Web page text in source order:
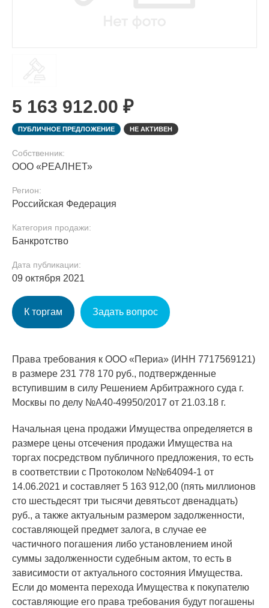
5 163 912.00 ₽
ПУБЛИЧНОЕ ПРЕДЛОЖЕНИЕ НЕ АКТИВЕН
Собственник:
ООО «РЕАЛНЕТ»
Регион:
Российская Федерация
Категория продажи:
Банкротство
Дата публикации:
09 октября 2021
К торгам Задать вопрос
Права требования к ООО «Периа» (ИНН 7717569121)
в размере 231 778 170 руб., подтвержденные
вступившим в силу Решением Арбитражного суда г.
Москвы по делу №А40-49950/2017 от 21.03.18 г.
Начальная цена продажи Имущества определяется в
размере цены отсечения продажи Имущества на
торгах посредством публичного предложения, то есть
в соответствии с Протоколом №№64094-1 от
14.06.2021 и составляет 5 163 912,00 (пять миллионов
сто шестьдесят три тысячи девятьсот двенадцать)
руб., а также актуальным размером задолженности,
составляющей предмет залога, в случае ее
частичного погашения либо установлением иной
суммы задолженности судебным актом, то есть в
зависимости от актуального состояния Имущества.
Если до момента перехода Имущества к покупателю
составляющие его права требования будут погашены